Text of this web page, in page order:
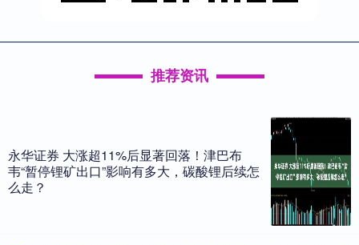
推荐资讯
永华证券 大涨超11%后显著回落！津巴布
韦“暂停锂矿出口”影响有多大，碳酸锂后续怎
么走？